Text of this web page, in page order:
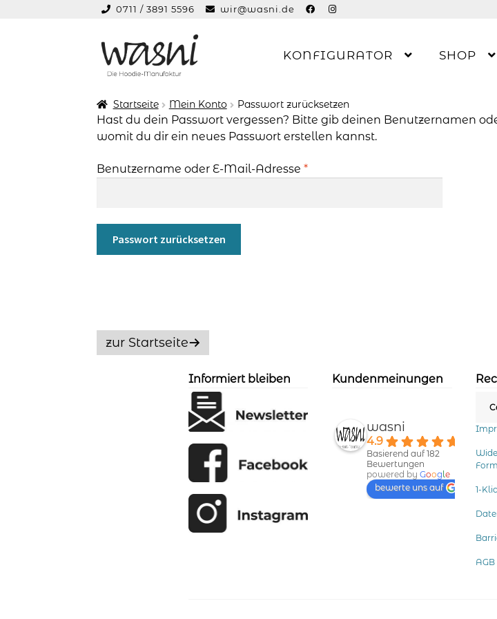
0711 / 3891 5596 wir@wasni.de
Zur
springen
Zum
springen
KONFIGURATOR SHOP
Startseite Mein Konto Passwort zurücksetzen
Hast du dein Passwort vergessen? Bitte gib deinen Benutzernamen
womit du dir ein neues Passwort erstellen kannst.
Benutzername oder E-Mail-Adresse*Erforderlich
Passwort zurücksetzen
e
zur Startseite
Informiert bleiben Kundenmeinungen
wasni
4.9
Basierend auf 182
Bewertungen
powered byGoogle
bewerte uns auf
1-
AGB